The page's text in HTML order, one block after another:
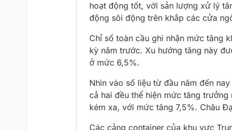
hoạt động tốt, với sản lượng xử lý
động sôi động trên khắp các cửa
Chỉ số toàn cầu ghi nhận mức tăng
kỳ năm trước. Xu hướng tăng này
ở mức 6,5%.
Nhìn vào số liệu từ đầu năm đến
cả hai đều thể hiện mức tăng
kém xa, với mức tăng 7,5%. Châu
Các cảng container của khu vực